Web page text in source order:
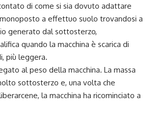
di come si sia dovuto adattare
a effettuo suolo trovandosi a
generato dal sottosterzo,
quando la macchina è scarica di
più leggera.
al peso della macchina. La massa
sottosterzo e, una volta che
la macchina ha ricominciato a